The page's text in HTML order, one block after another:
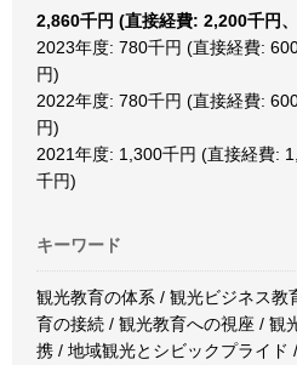
2,860千円 (直接経費: 2,200千円
2023年度: 780千円 (直接経費:
円)
2022年度: 780千円 (直接経費:
円)
2021年度: 1,300千円 (直接経費:
千円)
キーワード
観光教育の体系 / 観光ビジネス教
育の接続 / 観光教育への視座 / 観
携 / 地域観光とシビックプライド